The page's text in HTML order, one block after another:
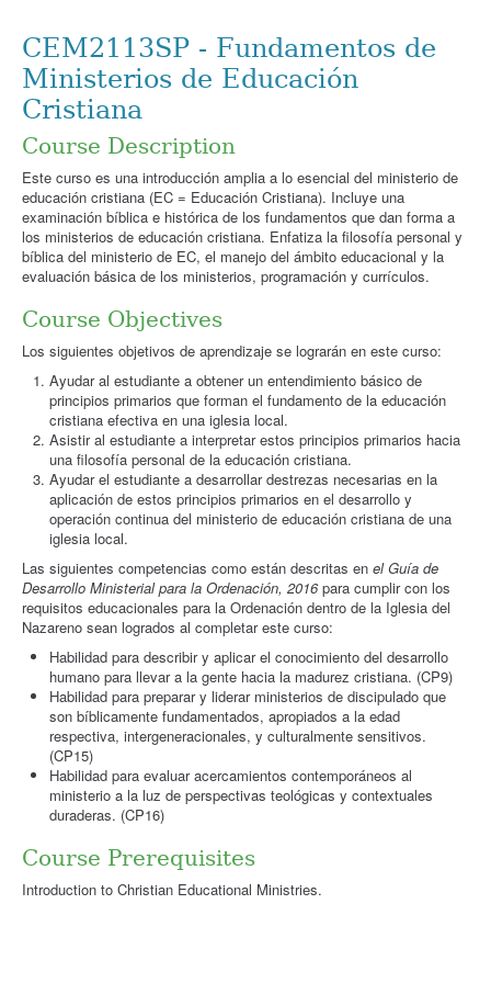
CEM2113SP - Fundamentos de
Ministerios de Educación
Cristiana
Course Description
Este curso es una introducción amplia a lo esencial del ministerio de
educación cristiana (EC = Educación Cristiana). Incluye una
examinación bíblica e histórica de los fundamentos que dan forma a
los ministerios de educación cristiana. Enfatiza la filosofía personal y
bíblica del ministerio de EC, el manejo del ámbito educacional y la
evaluación básica de los ministerios, programación y currículos.
Course Objectives
Los siguientes objetivos de aprendizaje se lograrán en este curso:
Ayudar al estudiante a obtener un entendimiento básico de
principios primarios que forman el fundamento de la educación
cristiana efectiva en una iglesia local.
Asistir al estudiante a interpretar estos principios primarios hacia
una filosofía personal de la educación cristiana.
Ayudar el estudiante a desarrollar destrezas necesarias en la
aplicación de estos principios primarios en el desarrollo y
operación continua del ministerio de educación cristiana de una
iglesia local.
Las siguientes competencias como están descritas en el Guía de
Desarrollo Ministerial para la Ordenación, 2016para cumplir con los
requisitos educacionales para la Ordenación dentro de la Iglesia del
Nazareno sean logrados al completar este curso:
Habilidad para describir y aplicar el conocimiento del desarrollo
humano para llevar a la gente hacia la madurez cristiana. (CP9)
Habilidad para preparar y liderar ministerios de discipulado que
son bíblicamente fundamentados, apropiados a la edad
respectiva, intergeneracionales, y culturalmente sensitivos.
(CP15)
Habilidad para evaluar acercamientos contemporáneos al
ministerio a la luz de perspectivas teológicas y contextuales
duraderas. (CP16)
Course Prerequisites
Introduction to Christian Educational Ministries.